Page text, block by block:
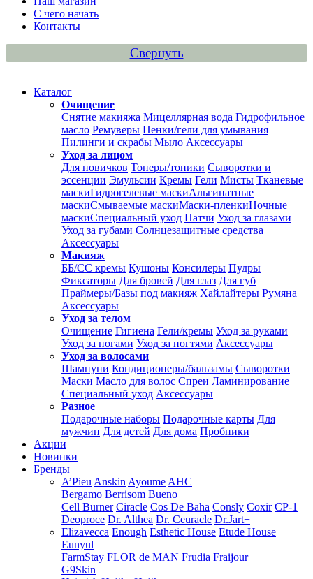
С чего начать
Контакты
Свернуть
Каталог
Очищение
Снятие макияжа Мицеллярная вода Гидрофильное
масло Ремуверы Пенки/гели для умывания
Пилинги и скрабы Мыло Аксессуары
Уход за лицом
Для новичков Тонеры/тоники Сыворотки и
эссенции Эмульсии Кремы Гели Мисты Тканевые
маскиГидрогелевые маскиАльгинатные
маскиСмываемые маскиМаски-пленкиНочные
маскиСпециальный уход Патчи Уход за глазами
Уход за губами Солнцезащитные средства
Аксессуары
Макияж
ББ/СС кремы Кушоны Консилеры Пудры
Фиксаторы Для бровей Для глаз Для губ
Праймеры/Базы под макияж Хайлайтеры Румяна
Аксессуары
Уход за телом
Очищение Гигиена Гели/кремы Уход за руками
Уход за ногами Уход за ногтями Аксессуары
Уход за волосами
Шампуни Кондиционеры/бальзамы Сыворотки
Маски Масло для волос Спреи Ламинирование
Специальный уход Аксессуары
Разное
Подарочные наборы Подарочные карты Для
мужчин Для детей Для дома Пробники
Акции
Новинки
Бренды
A’Pieu Anskin Ayoume AHC
Bergamo Berrisom Bueno
Cell Burner Ciracle Cos De Baha Consly Coxir CP-1
Deoproce Dr. Althea Dr. Ceuracle Dr.Jart+
Elizavecca Enough Esthetic House Etude House
Eunyul
FarmStay FLOR de MAN Frudia Fraijour
G9Skin